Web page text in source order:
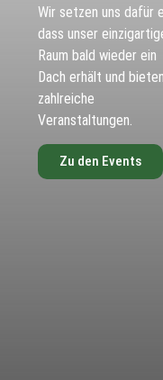
Wir setzen uns dafür
dass unser
Raum bald wieder ein
Dach erhält und bieten
zahlreiche
Veranstaltungen.
Zu den Events